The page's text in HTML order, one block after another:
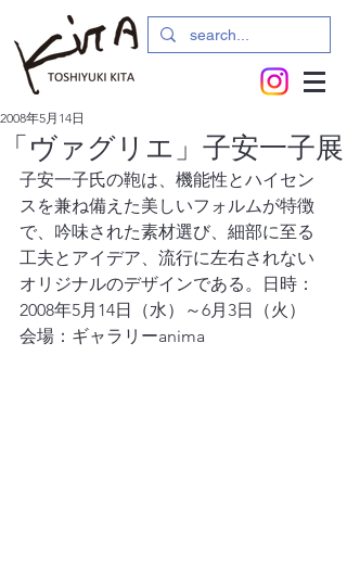
「ヴァグリエ」子安一子展
2008年5月14日
子安一子氏の鞄は、機能性とハイセン
スを兼ね備えた美しいフォルムが特徴
で、吟味された素材選び、細部に至る
工夫とアイデア、流行に左右されない
オリジナルのデザインである。日時：
2008年5月14日（水）～6月3日（火）
会場：ギャラリーanima